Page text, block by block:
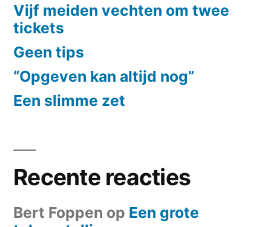
Vijf meiden vechten om twee
tickets
Geen tips
“Opgeven kan altijd nog”
Een slimme zet
Recente reacties
Bert Foppen op Een grote